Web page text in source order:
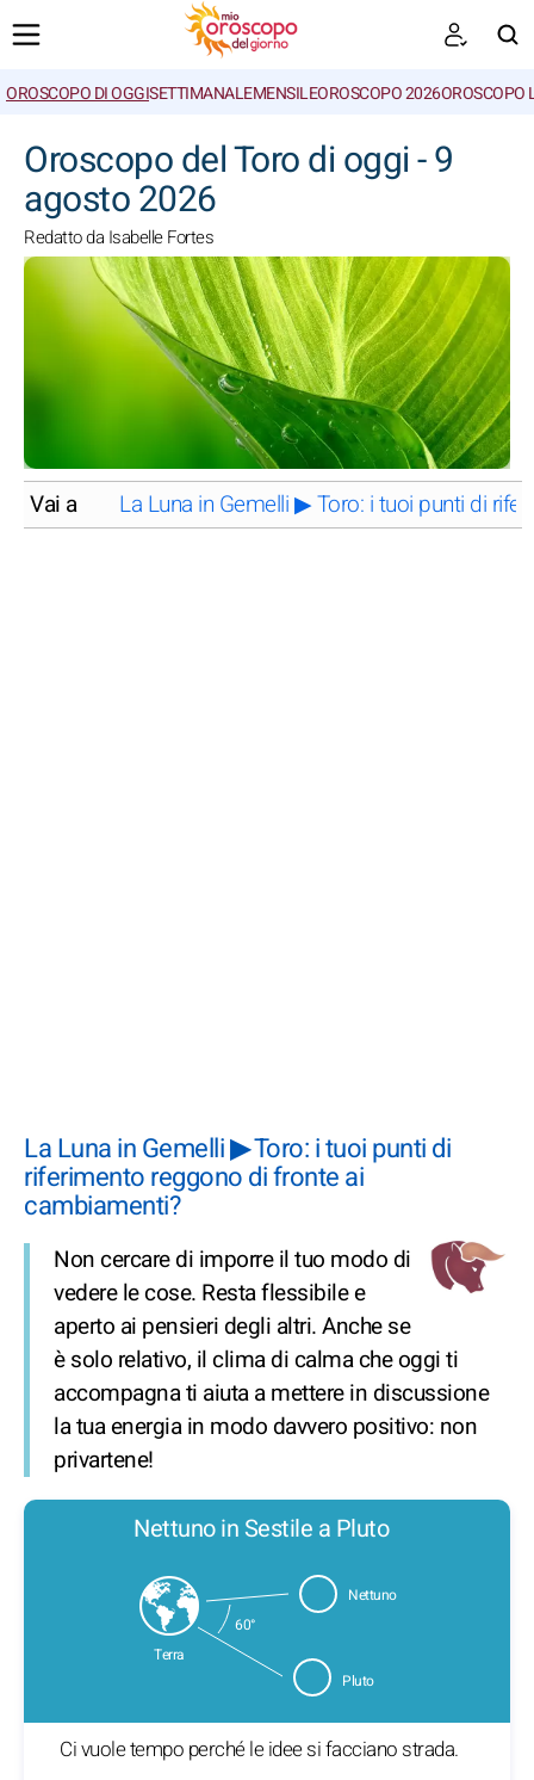
OROSCOPO DI OGGISETTIMANALEMENSILEOROSCOPO 2026OROSCOPO
Oroscopo del Toro di oggi - 9
agosto 2026
Redatto da Isabelle Fortes
Vai a La Luna in Gemelli ▶ Toro: i tuoi punti di
La Luna in Gemelli ▶ Toro: i tuoi punti di
riferimento reggono di fronte ai
cambiamenti?
Non cercare di imporre il tuo modo di
vedere le cose. Resta flessibile e
aperto ai pensieri degli altri. Anche se
è solo relativo, il clima di calma che oggi ti
accompagna ti aiuta a mettere in discussione
la tua energia in modo davvero positivo: non
privartene!
Nettuno in Sestile a Pluto
Terra
Nettuno
Pluto
60°
Ci vuole tempo perché le idee si facciano strada.